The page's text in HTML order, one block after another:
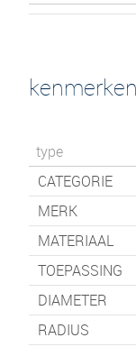
kenmerken
type
CATEGORIE
MERK
MATERIAAL
TOEPASSING
DIAMETER
RADIUS